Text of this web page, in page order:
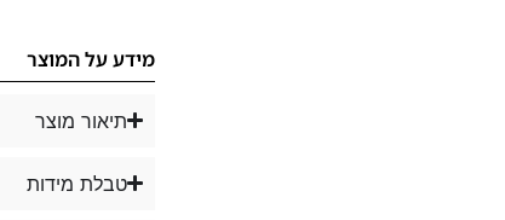
מידע על המוצר
תיאור מוצר
טבלת מידות